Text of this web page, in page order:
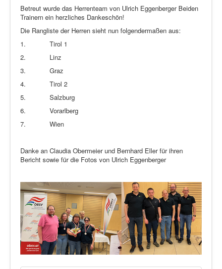
Betreut wurde das Herrenteam von Ulrich Eggenberger Beiden
Trainern ein herzliches Dankeschön!
Die Rangliste der Herren sieht nun folgendermaßen aus:
1.
Tirol 1
2.
Linz
3.
Graz
4.
Tirol 2
5.
Salzburg
6.
Vorarlberg
7.
Wien
Danke an Claudia Obermeier und Bernhard Eller für ihren
Bericht sowie für die Fotos von Ulrich Eggenberger